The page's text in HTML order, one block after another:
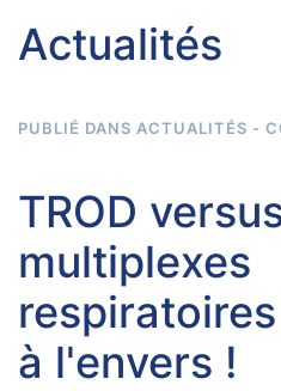
Actualités
PUBLIÉ DANS ACTUALITÉS -
TROD
multiplexes
à l'envers !